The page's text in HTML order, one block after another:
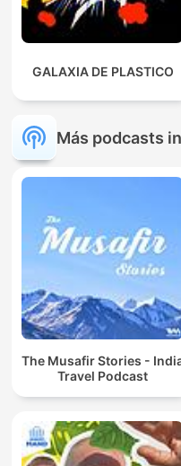
GALAXIA DE PLASTICO
Más podcasts
The Musafir Stories -
Travel Podcast